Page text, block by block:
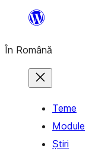
conținut
În Română
Teme
Module
Știri